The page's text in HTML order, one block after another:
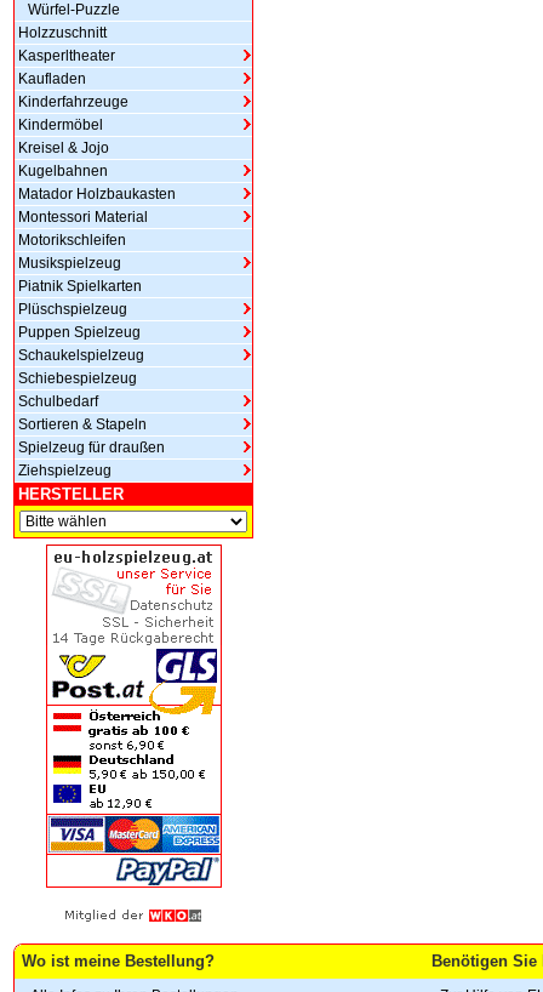
Würfel-Puzzle
Holzzuschnitt
Kasperltheater
Kaufladen
Kinderfahrzeuge
Kindermöbel
Kreisel & Jojo
Kugelbahnen
Matador Holzbaukasten
Montessori Material
Motorikschleifen
Musikspielzeug
Piatnik Spielkarten
Plüschspielzeug
Puppen Spielzeug
Schaukelspielzeug
Schiebespielzeug
Schulbedarf
Sortieren & Stapeln
Spielzeug für draußen
Ziehspielzeug
HERSTELLER
Wo ist meine Bestellung? Benötigen Sie